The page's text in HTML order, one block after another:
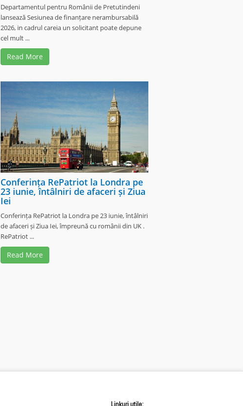
Departamentul pentru Românii de Pretutindeni
lansează Sesiunea de finanțare nerambursabilă
2026, in cadrul careia un solicitant poate depune
cel mult ...
Read More
Conferința RePatriot la Londra pe
23 iunie, întâlniri de afaceri și Ziua
Iei
Conferința RePatriot la Londra pe 23 iunie, întâlniri
de afaceri și Ziua Iei, împreună cu românii din UK .
RePatriot ...
Read More
Linkuri utile: